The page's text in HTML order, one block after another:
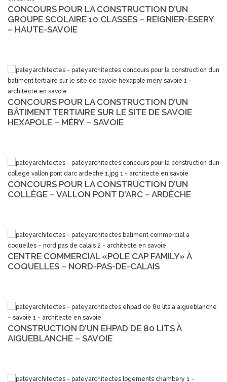
CONCOURS POUR LA CONSTRUCTION D’UN
GROUPE SCOLAIRE 10 CLASSES – REIGNIER-ESERY
– HAUTE-SAVOIE
CONCOURS POUR LA CONSTRUCTION D’UN
BÂTIMENT TERTIAIRE SUR LE SITE DE SAVOIE
HEXAPOLE – MÉRY – SAVOIE
CONCOURS POUR LA CONSTRUCTION D’UN
COLLÈGE – VALLON PONT D’ARC – ARDÈCHE
CENTRE COMMERCIAL «POLE CAP FAMILY» À
COQUELLES – NORD-PAS-DE-CALAIS
CONSTRUCTION D’UN EHPAD DE 80 LITS À
AIGUEBLANCHE – SAVOIE